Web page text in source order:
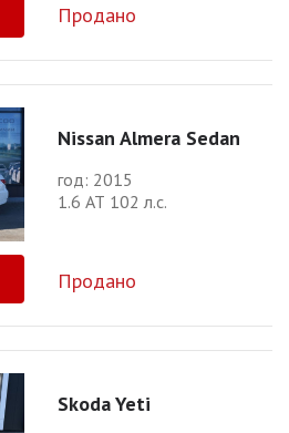
Продано
Nissan Almera Sedan
год: 2015
1.6 АТ 102 л.с.
Продано
Skoda Yeti